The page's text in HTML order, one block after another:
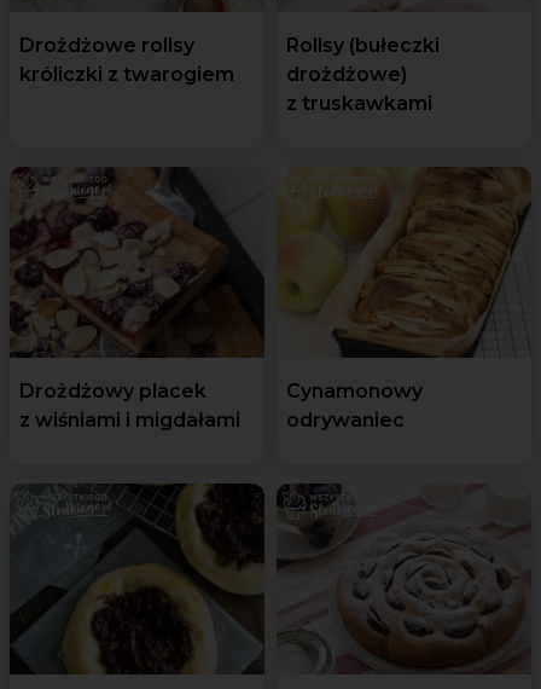
Drożdżowe rollsy
króliczki z twarogiem
Rollsy (bułeczki
drożdżowe)
z truskawkami
Drożdżowy placek
z wiśniami i migdałami
Cynamonowy
odrywaniec